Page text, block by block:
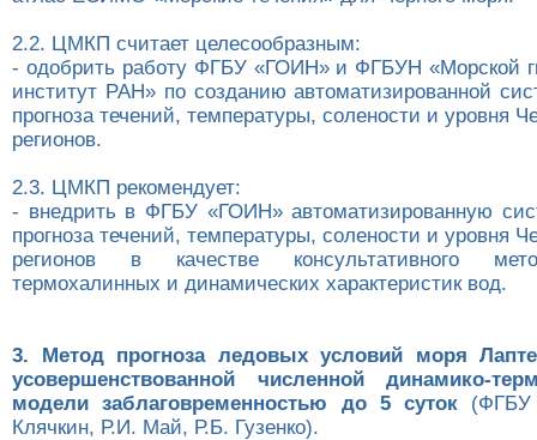
2.2. ЦМКП считает целесообразным:
- одобрить работу ФГБУ «ГОИН» и ФГБУН «Морской
институт РАН» по созданию автоматизированной
прогноза течений, температуры, солености и уровня
регионов.
2.3. ЦМКП рекомендует:
- внедрить в ФГБУ «ГОИН» автоматизированную
прогноза течений, температуры, солености и уровня
регионов в качестве консультативного
термохалинных и динамических характеристик вод.
3. Метод прогноза ледовых условий моря
усовершенствованной численной динамико-
модели заблаговременностью до 5 суток
Клячкин, Р.И. Май, Р.Б. Гузенко).